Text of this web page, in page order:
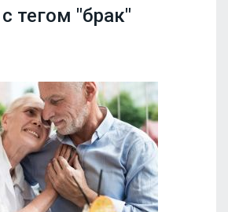
тегом "брак"